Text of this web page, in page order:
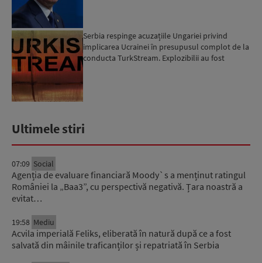
Serbia respinge acuzațiile Ungariei privind
implicarea Ucrainei în presupusul complot de la
conducta TurkStream. Explozibilii au fost
Ultimele stiri
07:09 Social
Agenția de evaluare financiară Moody`s a menținut ratingul
României la „Baa3”, cu perspectivă negativă. Țara noastră a
evitat…
19:58 Mediu
Acvila imperială Feliks, eliberată în natură după ce a fost
salvată din mâinile traficanților și repatriată în Serbia